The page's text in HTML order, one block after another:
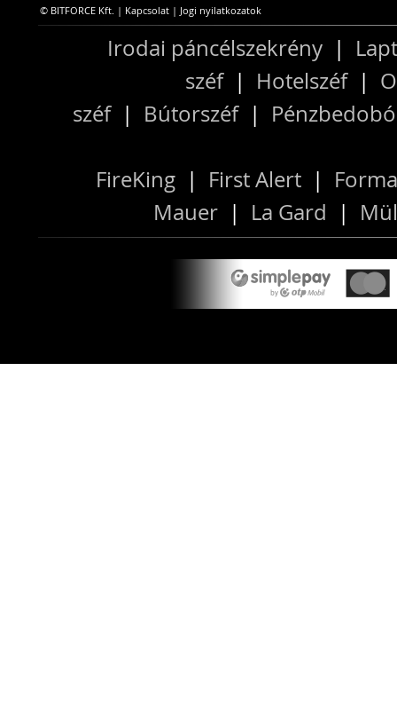
© BITFORCE Kft. | Kapcsolat | Jogi nyilatkozatok
Irodai páncélszekrény |
széf| Hotelszéf|
széf| Bútorszéf|
FireKing | First Alert |
Mauer | La Gard |